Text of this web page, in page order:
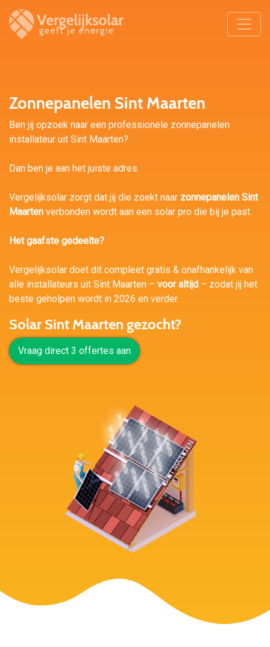
Zonnepanelen Sint Maarten
Ben jij opzoek naar een professionele zonnepanelen
installateur uit Sint Maarten?
Dan ben je aan het juiste adres.
Vergelijksolar zorgt dat jij die zoekt naar zonnepanelen Sint
Maarten verbonden wordt aan een solar pro die bij je past.
Het gaafste gedeelte?
Vergelijksolar doet dit compleet gratis & onafhankelijk van
alle installateurs uit Sint Maarten – voor altijd – zodat jij het
beste geholpen wordt in 2026 en verder.
Solar Sint Maarten gezocht?
Vraag direct 3 offertes aan